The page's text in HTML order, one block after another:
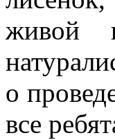
живой
о
все